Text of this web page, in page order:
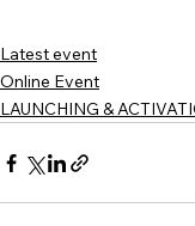
Latest event
Online Event
LAUNCHING &